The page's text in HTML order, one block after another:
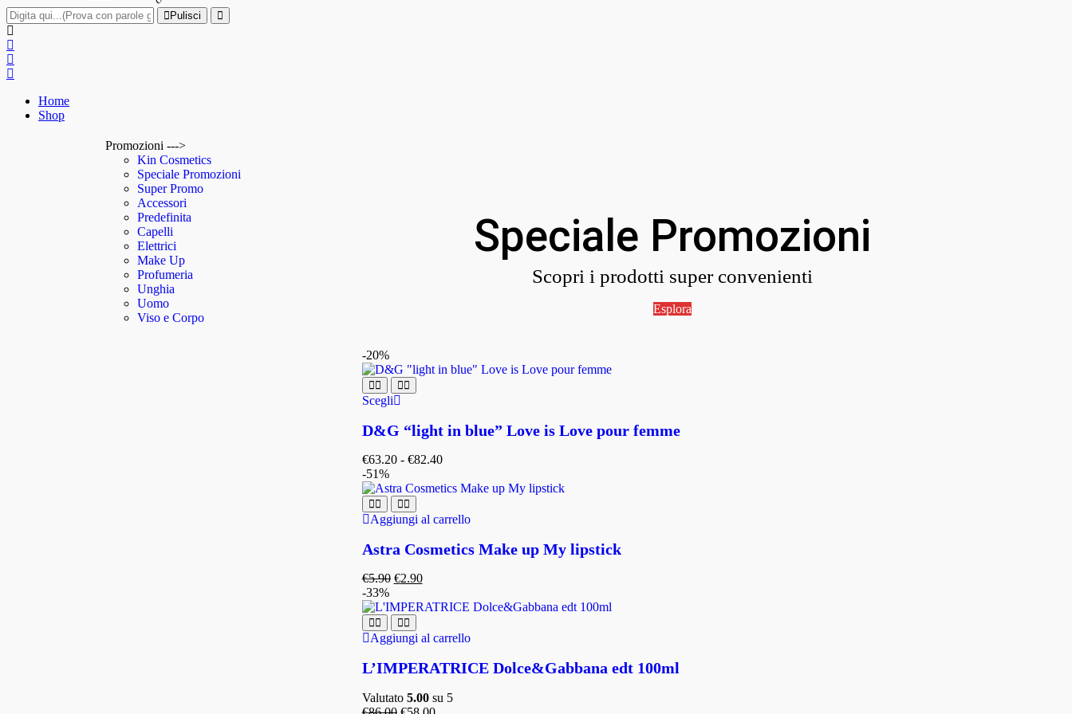
Pulisci
Home
Shop
Promozioni --->
Kin Cosmetics
Speciale Promozioni
Super Promo
Accessori
Predefinita
Capelli
Elettrici
Make Up
Profumeria
Unghia
Uomo
Viso e Corpo
Speciale Promozioni
Scopri i prodotti super convenienti
Esplora
-20%
Scegli
D&G “light in blue” Love is Love pour femme
€63.20 - €82.40
-51%
Aggiungi al carrello
Astra Cosmetics Make up My lipstick
€5.90 €2.90
-33%
Aggiungi al carrello
L’IMPERATRICE Dolce&Gabbana edt 100ml
Valutato 5.00su 5